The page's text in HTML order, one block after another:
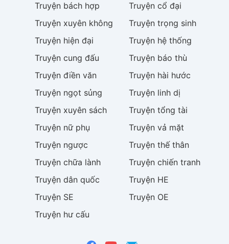
Truyện bách hợp Truyện cổ đại
Truyện xuyên không Truyện trọng sinh
Truyện hiện đại Truyện hệ thống
Truyện cung đấu Truyện báo thù
Truyện điền văn Truyện hài hước
Truyện ngọt sủng Truyện linh dị
Truyện xuyên sách Truyện tổng tài
Truyện nữ phụ Truyện vả mặt
Truyện ngược Truyện thế thân
Truyện chữa lành Truyện chiến tranh
Truyện dân quốc Truyện HE
Truyện SE Truyện OE
Truyện hư cấu